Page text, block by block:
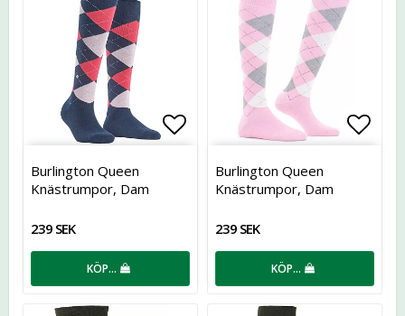
Lägg till i favoritlistan
Burlington Queen
Knästrumpor, Dam
239 SEK
KÖP…
Burlington Queen
Knästrumpor, Dam
239 SEK
KÖP…